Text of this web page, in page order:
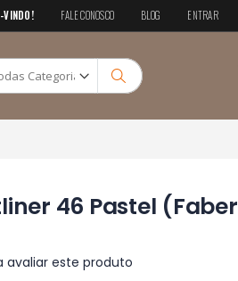
VINDO! FALE CONOSCO BLOG ENTRAR
Pesquisa
46 Pastel (Faber
avaliar este produto